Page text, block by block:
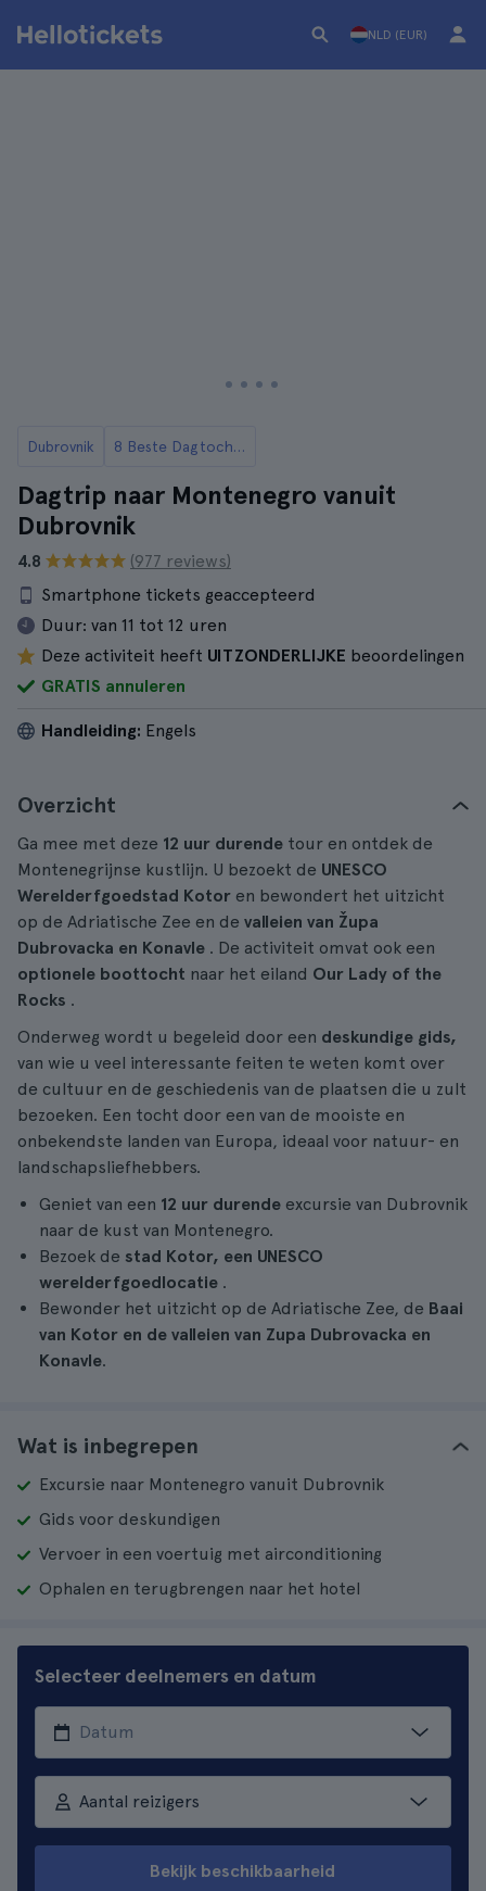
NLD (EUR)
Dubrovnik 8 Beste Dagtochten vanuit Dubrovnik
Dagtrip naar Montenegro vanuit
Dubrovnik
4.8
(977 reviews)
Smartphone tickets geaccepteerd
Duur: van 11 tot 12 uren
Deze activiteit heeft UITZONDERLIJKE beoordelingen
GRATIS annuleren
Handleiding: Engels
Overzicht
Ga mee met deze 12 uur durende tour en ontdek de
Montenegrijnse kustlijn. U bezoekt de UNESCO
Werelderfgoedstad Kotor en bewondert het uitzicht
op de Adriatische Zee en de valleien van Župa
Dubrovacka en Konavle . De activiteit omvat ook een
optionele boottocht naar het eiland Our Lady of the
Rocks .
Onderweg wordt u begeleid door een deskundige gids,
van wie u veel interessante feiten te weten komt over
de cultuur en de geschiedenis van de plaatsen die u zult
bezoeken. Een tocht door een van de mooiste en
onbekendste landen van Europa, ideaal voor natuur- en
landschapsliefhebbers.
Geniet van een 12 uur durende excursie van Dubrovnik
naar de kust van Montenegro.
Bezoek de stad Kotor, een UNESCO
werelderfgoedlocatie .
Bewonder het uitzicht op de Adriatische Zee, de Baai
van Kotor en de valleien van Zupa Dubrovacka en
Konavle.
Wat is inbegrepen
Excursie naar Montenegro vanuit Dubrovnik
Gids voor deskundigen
Vervoer in een voertuig met airconditioning
Ophalen en terugbrengen naar het hotel
Selecteer deelnemers en datum
Aantal reizigers
Bekijk beschikbaarheid